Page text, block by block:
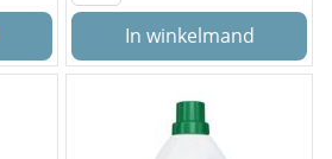
In winkelmand